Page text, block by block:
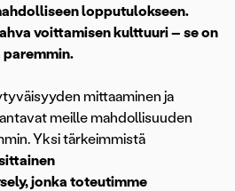
lopputulokseen.
voittamisen kulttuuri – se on
mittaaminen ja
meille mahdollisuuden
Yksi tärkeimmistä
jonka toteutimme